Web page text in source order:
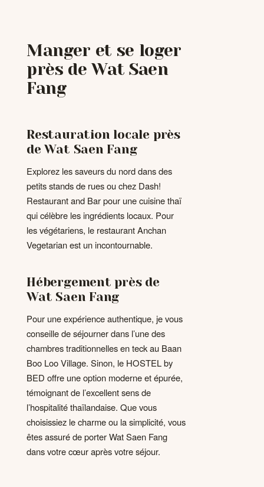
Manger et se loger
près de Wat Saen
Fang
Restauration locale près
de Wat Saen Fang
Explorez les saveurs du nord dans des
petits stands de rues ou chez Dash!
Restaurant and Bar pour une cuisine thaï
qui célèbre les ingrédients locaux. Pour
les végétariens, le restaurant Anchan
Vegetarian est un incontournable.
Hébergement près de
Wat Saen Fang
Pour une expérience authentique, je vous
conseille de séjourner dans l’une des
chambres traditionnelles en teck au Baan
Boo Loo Village. Sinon, le HOSTEL by
BED offre une option moderne et épurée,
témoignant de l’excellent sens de
l’hospitalité thaïlandaise. Que vous
choisissiez le charme ou la simplicité, vous
êtes assuré de porter Wat Saen Fang
dans votre cœur après votre séjour.